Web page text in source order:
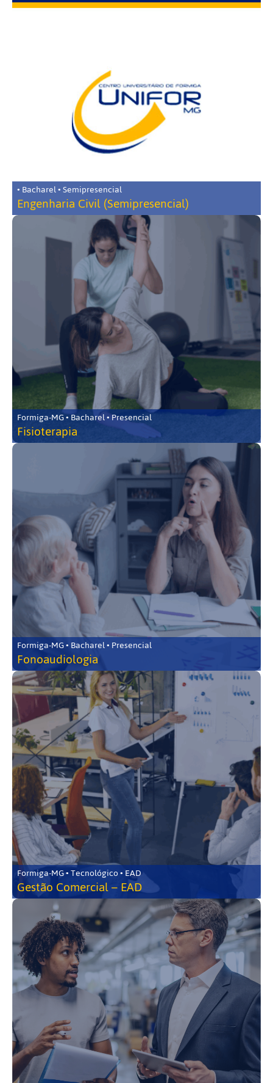
• Bacharel • Semipresencial
Engenharia Civil (Semipresencial)
Formiga-MG • Bacharel • Presencial
Fisioterapia
Formiga-MG • Bacharel • Presencial
Fonoaudiologia
Formiga-MG • Tecnológico • EAD
Gestão Comercial – EAD